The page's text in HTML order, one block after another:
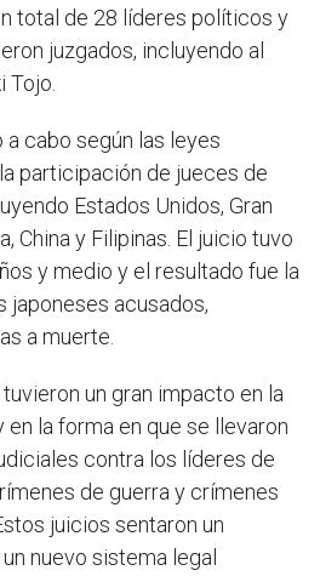
total de 28 líderes políticos y
juzgados, incluyendo al
cabo según las leyes
participación de jueces de
Estados Unidos, Gran
China y Filipinas. El juicio tuvo
y medio y el resultado fue la
japoneses acusados,
a muerte.
un gran impacto en la
la forma en que se llevaron
contra los líderes de
de guerra y crímenes
juicios sentaron un
nuevo sistema legal